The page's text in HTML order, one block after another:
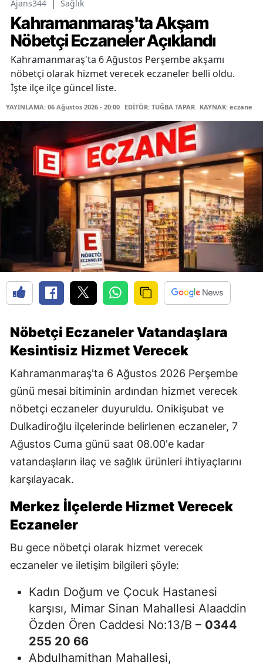
Ajans344 Sağlık
Kahramanmaraş'ta Akşam
Nöbetçi Eczaneler Açıklandı
Kahramanmaraş'ta 6 Ağustos Perşembe akşamı
nöbetçi olarak hizmet verecek eczaneler belli oldu.
İşte ilçe ilçe güncel liste.
YAYINLAMA: 06 Ağustos 2026 - 20:00 EDİTÖR: TUĞBA TAPAR KAYNAK: eczane
Nöbetçi Eczaneler Vatandaşlara
Kesintisiz Hizmet Verecek
Kahramanmaraş'ta 6 Ağustos 2026 Perşembe
günü mesai bitiminin ardından hizmet verecek
nöbetçi eczaneler duyuruldu. Onikişubat ve
Dulkadiroğlu ilçelerinde belirlenen eczaneler, 7
Ağustos Cuma günü saat 08.00'e kadar
vatandaşların ilaç ve sağlık ürünleri ihtiyaçlarını
karşılayacak.
Merkez İlçelerde Hizmet Verecek
Eczaneler
Bu gece nöbetçi olarak hizmet verecek
eczaneler ve iletişim bilgileri şöyle:
Kadın Doğum ve Çocuk Hastanesi
karşısı, Mimar Sinan Mahallesi Alaaddin
Özden Ören Caddesi No:13/B – 0344
255 20 66
Abdulhamithan Mahallesi,